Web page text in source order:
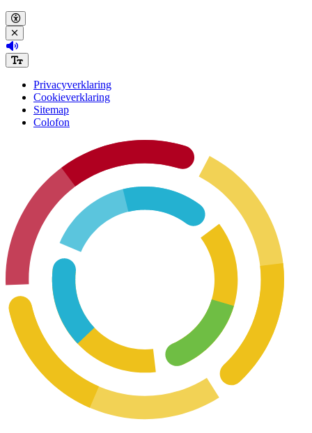
Open accessibility menu
Close accessibility menu
(Deze link opent in een nieuw tabblad)
Increase font size
Privacyverklaring
Cookieverklaring
Sitemap
Colofon